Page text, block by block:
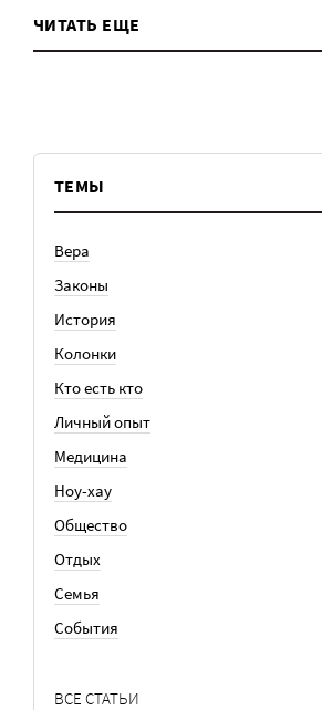
ЧИТАТЬ ЕЩЕ
ТЕМЫ
Вера
Законы
История
Колонки
Кто есть кто
Личный опыт
Медицина
Ноу-хау
Общество
Отдых
Семья
События
ВСЕ СТАТЬИ